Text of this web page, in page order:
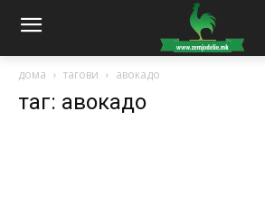
дома тагови авокадо
таг: авокадо